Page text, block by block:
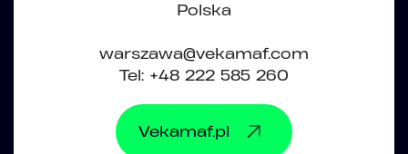
Polska
warszawa@vekamaf.com
Tel: +48 222 585 260
Vekamaf.pl